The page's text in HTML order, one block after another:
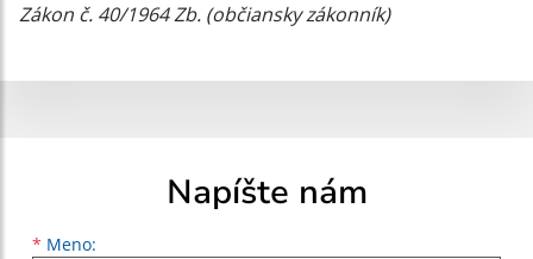
Zákon č. 40/1964 Zb. (občiansky zákonník)
Napíšte nám
* Meno:
Meno
Priezvisko
E-mailová adresa